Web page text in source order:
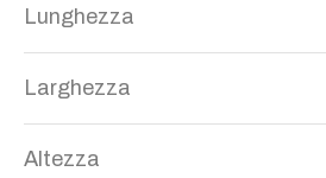
Lunghezza
Larghezza
Altezza